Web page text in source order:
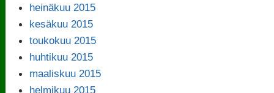
heinäkuu 2015
kesäkuu 2015
toukokuu 2015
huhtikuu 2015
maaliskuu 2015
helmikuu 2015